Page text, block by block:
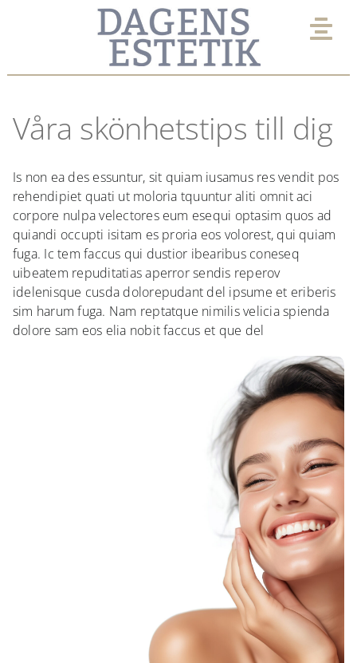
EXPERTPANEL
KLINIK
UTVALT
VIMMEL
CHECKLISTOR
Våra skönhetstips till dig
Is non ea des essuntur, sit quiam iusamus res vendit pos
rehendipiet quati ut moloria tquuntur aliti omnit aci
corpore nulpa velectores eum esequi optasim quos ad
quiandi occupti isitam es proria eos volorest, qui quiam
fuga. Ic tem faccus qui dustior ibearibus coneseq
uibeatem repuditatias aperror sendis reperov
idelenisque cusda dolorepudant del ipsume et eriberis
sim harum fuga. Nam reptatque nimilis velicia spienda
dolore sam eos elia nobit faccus et que del